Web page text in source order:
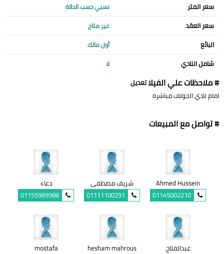
سعر المتر نسبي حسب الحالة
سعر العقد غير متاح
البائع أول مالك
شامل النادي لا
# ملاحظات علي الفيلاتعديل
امام نادي الجولف مباشره
# تواصل مع المبيعات
Ahmed Hussein
01145002210
شريف مصطفى
01111100291
دعاء
01155989988
عبدالفتاح hesham mahrous
mostafa